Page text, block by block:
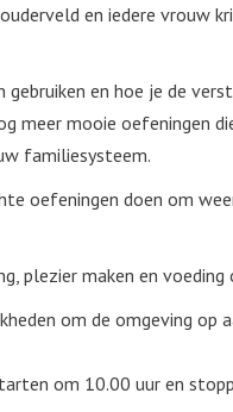
en iedere vrouw
en hoe je de
meer mooie oefeningen
familiesysteem.
oefeningen doen om
plezier maken en voeding
om de omgeving op
om 10.00 uur en